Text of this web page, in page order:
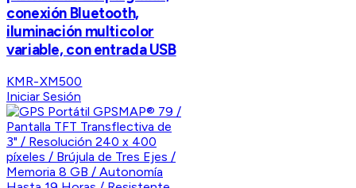
conexión Bluetooth,
iluminación multicolor
variable, con entrada USB
KMR-XM500
Iniciar Sesión